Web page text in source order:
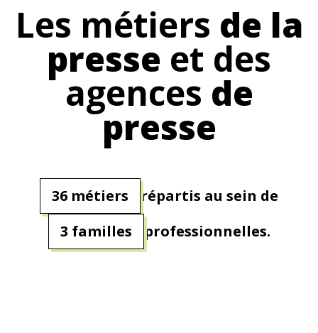
Les métiers de la
presse et des
agences de
presse
36 métiers
répartis au sein de
3 familles
professionnelles.